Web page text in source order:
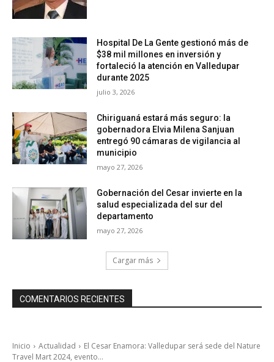
Hospital De La Gente gestionó más de
$38 mil millones en inversión y
fortaleció la atención en Valledupar
durante 2025
julio 3, 2026
Chiriguaná estará más seguro: la
gobernadora Elvia Milena Sanjuan
entregó 90 cámaras de vigilancia al
municipio
mayo 27, 2026
Gobernación del Cesar invierte en la
salud especializada del sur del
departamento
mayo 27, 2026
Cargar más
COMENTARIOS RECIENTES